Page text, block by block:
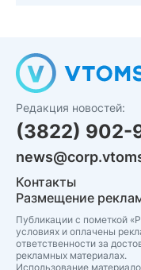
Редакция новостей:
(3822) 902-
Контакты
Размещение
Публикации с пометкой
условиях и оплачены
ответственности за
рекламных материалах.
Использование